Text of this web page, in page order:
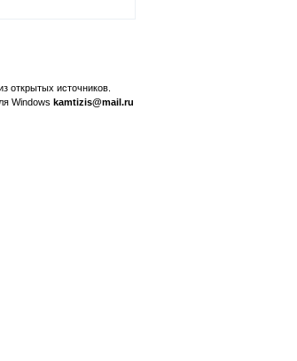
открытых источников.
Windows kamtizis@mail.ru